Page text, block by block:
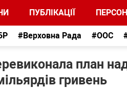
ПУБЛІКАЦІЇ
#Верховна Рада #ООС
план
гривень